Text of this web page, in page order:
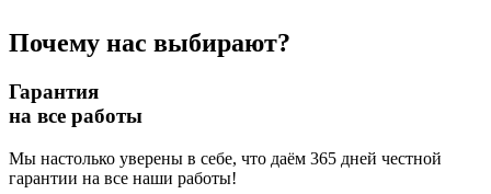
Почему нас выбирают?
Гарантия
на все работы
Мы настолько уверены в себе, что даём 365 дней честной
гарантии на все наши работы!